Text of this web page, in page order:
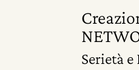
Serietà